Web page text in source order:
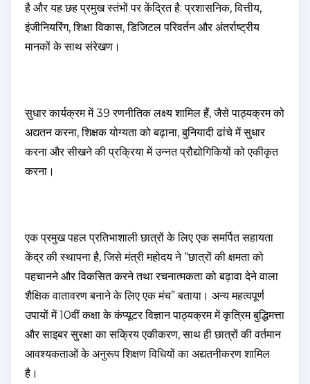
है और यह छह प्रमुख स्तंभों पर केंद्रित है: प्रशासनिक, वित्तीय,
इंजीनियरिंग, शिक्षा विकास, डिजिटल परिवर्तन और अंतर्राष्ट्रीय
मानकों के साथ संरेखण।
सुधार कार्यक्रम में 39 रणनीतिक लक्ष्य शामिल हैं, जैसे पाठ्यक्रम को
अद्यतन करना, शिक्षक योग्यता को बढ़ाना, बुनियादी ढांचे में सुधार
करना और सीखने की प्रक्रिया में उन्नत प्रौद्योगिकियों को एकीकृत
करना।
एक प्रमुख पहल प्रतिभाशाली छात्रों के लिए एक समर्पित सहायता
केंद्र की स्थापना है, जिसे मंत्री महोदय ने “छात्रों की क्षमता को
पहचानने और विकसित करने तथा रचनात्मकता को बढ़ावा देने वाला
शैक्षिक वातावरण बनाने के लिए एक मंच” बताया। अन्य महत्वपूर्ण
उपायों में 10वीं कक्षा के कंप्यूटर विज्ञान पाठ्यक्रम में कृत्रिम बुद्धिमत्ता
और साइबर सुरक्षा का सक्रिय एकीकरण, साथ ही छात्रों की वर्तमान
आवश्यकताओं के अनुरूप शिक्षण विधियों का अद्यतनीकरण शामिल
है।